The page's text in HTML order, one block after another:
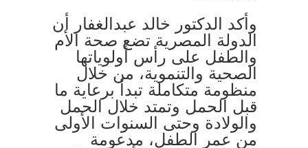
وأكد الدكتور خالد عبدالغفار أن
الدولة المصرية تضع صحة الأم
والطفل على رأس أولوياتها
الصحية والتنموية، من خلال
منظومة متكاملة تبدأ برعاية ما
قبل الحمل وتمتد خلال الحمل
والولادة وحتى السنوات الأولى
من عمر الطفل، مدعومة